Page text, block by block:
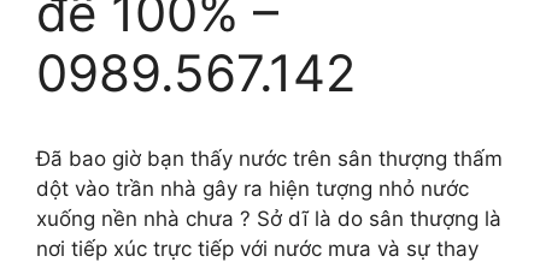
để 100% –
0989.567.142
Đã bao giờ bạn thấy nước trên sân thượng thấm
dột vào trần nhà gây ra hiện tượng nhỏ nước
xuống nền nhà chưa ? Sở dĩ là do sân thượng là
nơi tiếp xúc trực tiếp với nước mưa và sự thay